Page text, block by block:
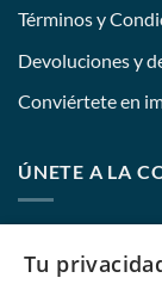
Términos y
Devoluciones y
Conviértete en
ÚNETE A LA
Tu